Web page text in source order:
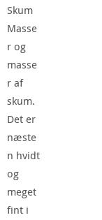
Skum
Masse
r og
masse
r af
skum.
Det er
næste
n hvidt
og
meget
fint i